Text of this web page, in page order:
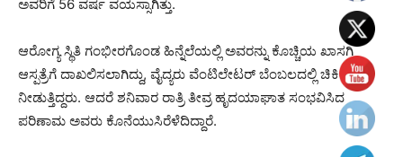
ಅವರಿಗೆ 56 ವರ್ಷ ವಯಸ್ಸಾಗಿತ್ತು.
ಆರೋಗ್ಯ ಸ್ಥಿತಿ ಗಂಭೀರಗೊಂಡ ಹಿನ್ನೆಲೆಯಲ್ಲಿ ಅವರನ್ನು ಕೊಚ್ಚಿಯ ಖಾಸಗಿ
ಆಸ್ಪತ್ರೆಗೆ ದಾಖಲಿಸಲಾಗಿದ್ದು, ವೈದ್ಯರು ವೆಂಟಿಲೇಟರ್‌ ಬೆಂಬಲದಲ್ಲಿ ಚಿಕಿತ್ಸೆ
ನೀಡುತ್ತಿದ್ದರು. ಆದರೆ ಶನಿವಾರ ರಾತ್ರಿ ತೀವ್ರ ಹೃದಯಾಘಾತ ಸಂಭವಿಸಿದ
ಪರಿಣಾಮ ಅವರು ಕೊನೆಯುಸಿರೆಳೆದಿದ್ದಾರೆ.